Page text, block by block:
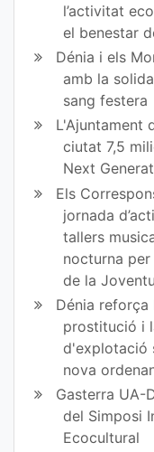
l’activitat
el benestar
Dénia i els
amb la
sang festera
L'Ajuntament
ciutat 7,5
Next
Els
jornada
tallers
nocturna
de la
Dénia reforça
prostitució i
d'explotació
nova
Gasterra UA-
del Simposi
Ecocultural